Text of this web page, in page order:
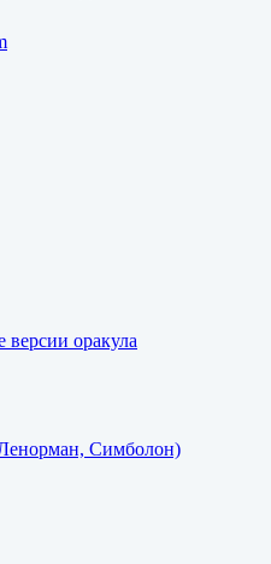
оракула
Симболон)